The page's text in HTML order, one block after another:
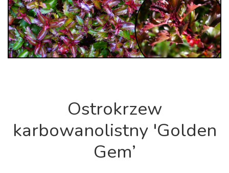
Ostrokrzew
karbowanolistny 'Golden
Gem’